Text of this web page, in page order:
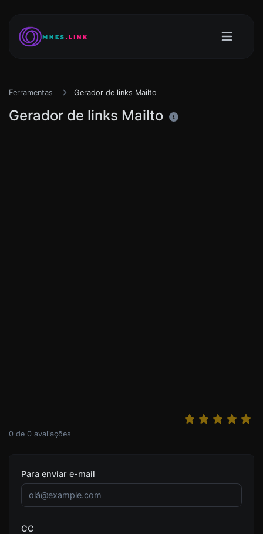
Ferramentas Gerador de links Mailto
Gerador de links Mailto
0 de 0 avaliações
Para enviar e-mail
CC